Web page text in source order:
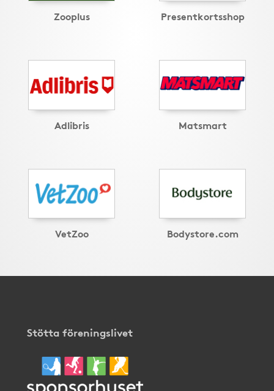
Zooplus Presentkortsshop
Adlibris Matsmart
VetZoo Bodystore.com
Stötta föreningslivet